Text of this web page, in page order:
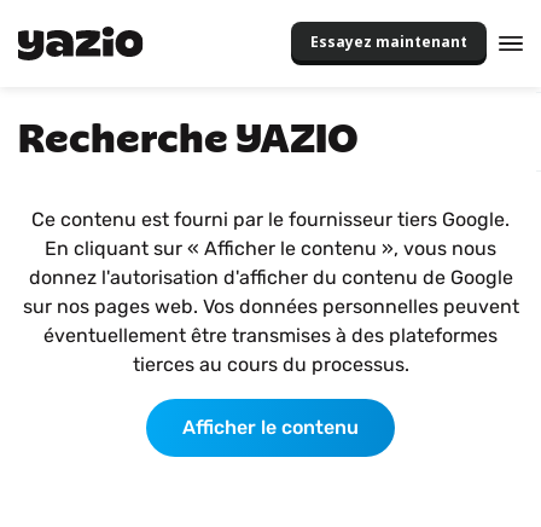
Essayez maintenant
Recherche YAZIO
Ce contenu est fourni par le fournisseur tiers Google.
En cliquant sur « Afficher le contenu », vous nous
donnez l'autorisation d'afficher du contenu de Google
sur nos pages web. Vos données personnelles peuvent
éventuellement être transmises à des plateformes
tierces au cours du processus.
Afficher le contenu